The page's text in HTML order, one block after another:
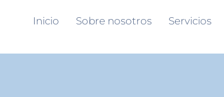
Inicio Sobre nosotros Servicios